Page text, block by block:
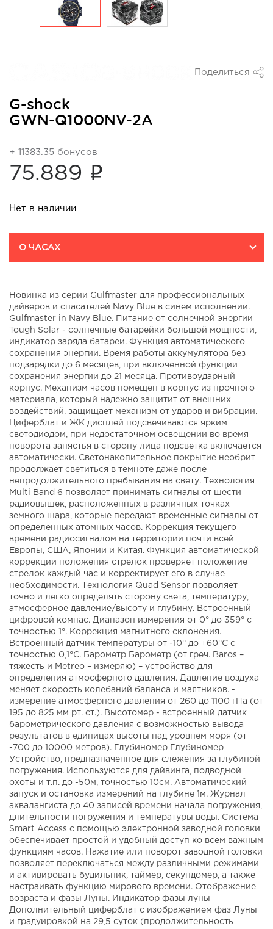
Поделиться
G-shock
GWN-Q1000NV-2A
+ 11383.35 бонусов
75.889 i
Нет в наличии
О ЧАСАХ
Новинка из серии Gulfmaster для профессиональных
дайверов и спасателей Navy Blue в синем исполнении.
Gulfmaster in Navy Blue. Питание от солнечной энергии
Tough Solar - солнечные батарейки большой мощности,
индикатор заряда батареи. Функция автоматического
сохранения энергии. Время работы аккумулятора без
подзарядки до 6 месяцев, при включенной функции
сохранения энергии до 21 месяца. Противоударный
корпус. Механизм часов помещен в корпус из прочного
материала, который надежно защитит от внешних
воздействий. защищает механизм от ударов и вибрации.
Циферблат и ЖК дисплей подсвечиваются ярким
светодиодом, при недостаточном освещении во время
поворота запястья в сторону лица подсветка включается
автоматически. Светонакопительное покрытие необрит
продолжает светиться в темноте даже после
непродолжительного пребывания на свету. Технология
Multi Band 6 позволяет принимать сигналы от шести
радиовышек, расположенных в различных точках
земного шара, которые передают временные сигналы от
определенных атомных часов. Коррекция текущего
времени радиосигналом на территории почти всей
Европы, США, Японии и Китая. Функция автоматической
коррекции положения стрелок проверяет положение
стрелок каждый час и корректирует его в случае
необходимости. Технология Quad Sensor позволяет
точно и легко определять сторону света, температуру,
атмосферное давление/высоту и глубину. Встроенный
цифровой компас. Диапазон измерения от 0° до 359° с
точностью 1°. Коррекция магнитного склонения.
Встроенный датчик температуры от -10° до +60°С с
точностью 0,1°C. Барометр Барометр (от греч. Baros –
тяжесть и Metreo – измеряю) – устройство для
определения атмосферного давления. Давление воздуха
меняет скорость колебаний баланса и маятников. -
измерение атмосферного давления от 260 до 1100 гПа (от
195 до 825 мм рт. ст.). Высотомер - встроенный датчик
барометрического давления с возможностью вывода
результатов в единицах высоты над уровнем моря (от
-700 до 10000 метров). Глубиномер Глубиномер
Устройство, предназначенное для слежения за глубиной
погружения. Используются для дайвинга, подводной
охоты и т.п. до -50м, точностью 10см. Автоматический
запуск и остановка измерений на глубине 1м. Журнал
аквалангиста до 40 записей времени начала погружения,
длительности погружения и температуры воды. Система
Smart Access с помощью электронной заводной головки
обеспечивает простой и удобный доступ ко всем важным
функциям часов. Нажатие или поворот заводной головки
позволяет переключаться между различными режимами
и активировать будильник, таймер, секундомер, а также
настраивать функцию мирового времени. Отображение
возраста и фазы Луны. Индикатор фазы луны
Дополнительный циферблат с изображением фаз Луны
и градуировкой на 29,5 суток (продолжительность